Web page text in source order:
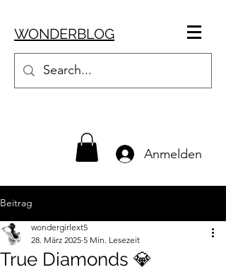
WONDERBLOG
Anmelden
Beitrag
True Diamonds 💎
wondergirlext5
28. März 2025 5 Min. Lesezeit